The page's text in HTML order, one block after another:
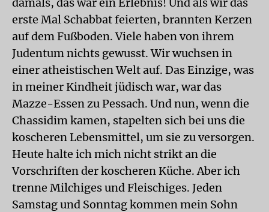
erste Mal Schabbat feierten, brannten Kerzen
auf dem Fußboden. Viele haben von ihrem
Judentum nichts gewusst. Wir wuchsen in
einer atheistischen Welt auf. Das Einzige, was
in meiner Kindheit jüdisch war, war das
Mazze-Essen zu Pessach. Und nun, wenn die
Chassidim kamen, stapelten sich bei uns die
koscheren Lebensmittel, um sie zu versorgen.
Heute halte ich mich nicht strikt an die
Vorschriften der koscheren Küche. Aber ich
trenne Milchiges und Fleischiges. Jeden
Samstag und Sonntag kommen mein Sohn